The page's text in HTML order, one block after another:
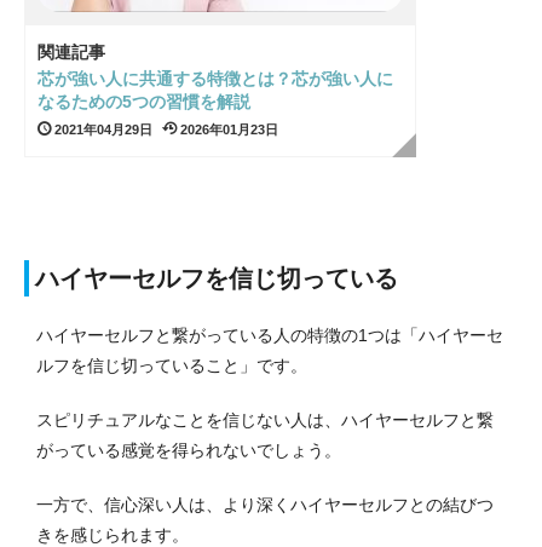
関連記事
芯が強い人に共通する特徴とは？芯が強い人に
なるための5つの習慣を解説
2021年04月29日 2026年01月23日
ハイヤーセルフを信じ切っている
ハイヤーセルフと繋がっている人の特徴の1つは「ハイヤーセ
ルフを信じ切っていること」です。
スピリチュアルなことを信じない人は、ハイヤーセルフと繋
がっている感覚を得られないでしょう。
一方で、信心深い人は、より深くハイヤーセルフとの結びつ
きを感じられます。